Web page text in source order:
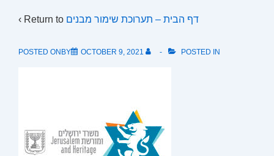
‹ Return to דף הבית – תערוכת שימור מבנים
POSTED ONBY OCTOBER 9, 2021 POSTED IN